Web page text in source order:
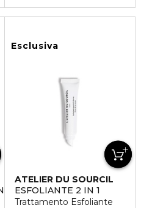
POWDER
Esclusiva
ATELIER DU SOURCIL
ESFOLIANTE 2 IN 1
Trattamento Esfoliante